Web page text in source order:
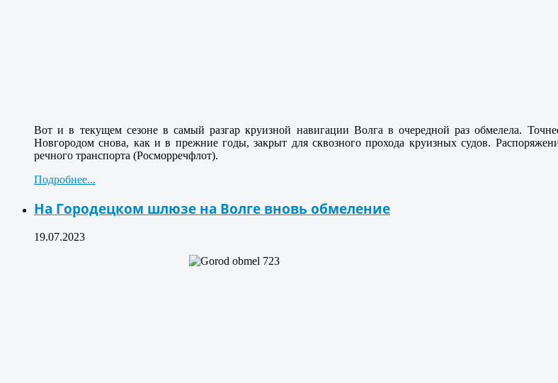
Вот и в текущем сезоне в самый разгар круизной навигации Волга в очередной раз обмелела.
Новгородом снова, как и в прежние годы, закрыт для сквозного прохода круизных судов.
речного транспорта (Росморречфлот).
Подробнее...
На Городецком шлюзе на Волге вновь обмеление
19.07.2023